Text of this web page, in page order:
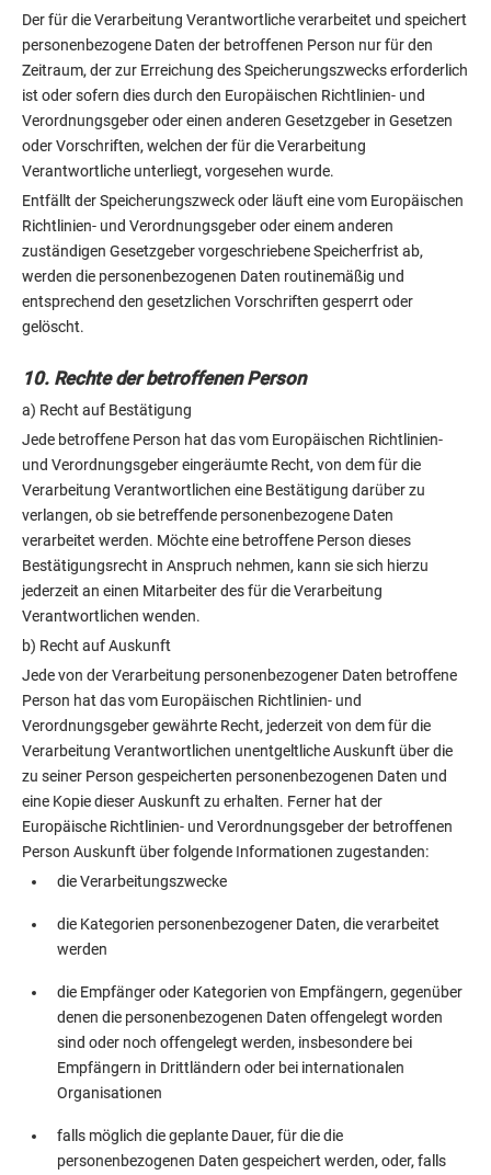
Der für die Verarbeitung Verantwortliche verarbeitet und speichert
personenbezogene Daten der betroffenen Person nur für den
Zeitraum, der zur Erreichung des Speicherungszwecks erforderlich
ist oder sofern dies durch den Europäischen Richtlinien- und
Verordnungsgeber oder einen anderen Gesetzgeber in Gesetzen
oder Vorschriften, welchen der für die Verarbeitung
Verantwortliche unterliegt, vorgesehen wurde.
Entfällt der Speicherungszweck oder läuft eine vom Europäischen
Richtlinien- und Verordnungsgeber oder einem anderen
zuständigen Gesetzgeber vorgeschriebene Speicherfrist ab,
werden die personenbezogenen Daten routinemäßig und
entsprechend den gesetzlichen Vorschriften gesperrt oder
gelöscht.
10. Rechte der betroffenen Person
a) Recht auf Bestätigung
Jede betroffene Person hat das vom Europäischen Richtlinien-
und Verordnungsgeber eingeräumte Recht, von dem für die
Verarbeitung Verantwortlichen eine Bestätigung darüber zu
verlangen, ob sie betreffende personenbezogene Daten
verarbeitet werden. Möchte eine betroffene Person dieses
Bestätigungsrecht in Anspruch nehmen, kann sie sich hierzu
jederzeit an einen Mitarbeiter des für die Verarbeitung
Verantwortlichen wenden.
b) Recht auf Auskunft
Jede von der Verarbeitung personenbezogener Daten betroffene
Person hat das vom Europäischen Richtlinien- und
Verordnungsgeber gewährte Recht, jederzeit von dem für die
Verarbeitung Verantwortlichen unentgeltliche Auskunft über die
zu seiner Person gespeicherten personenbezogenen Daten und
eine Kopie dieser Auskunft zu erhalten. Ferner hat der
Europäische Richtlinien- und Verordnungsgeber der betroffenen
Person Auskunft über folgende Informationen zugestanden:
die Verarbeitungszwecke
die Kategorien personenbezogener Daten, die verarbeitet
werden
die Empfänger oder Kategorien von Empfängern, gegenüber
denen die personenbezogenen Daten offengelegt worden
sind oder noch offengelegt werden, insbesondere bei
Empfängern in Drittländern oder bei internationalen
Organisationen
falls möglich die geplante Dauer, für die die
personenbezogenen Daten gespeichert werden, oder, falls